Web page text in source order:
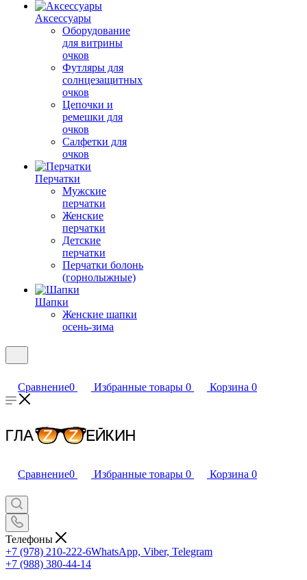
Аксессуары
Оборудование
для витрины
очков
Футляры для
солнцезащитных
очков
Цепочки и
ремешки для
очков
Салфетки для
очков
Перчатки
Мужские
перчатки
Женские
перчатки
Детские
перчатки
Перчатки болонь
(горнолыжные)
Шапки
Женские шапки
осень-зима
Сравнение0 Избранные товары 0 Корзина 0
Сравнение0 Избранные товары 0 Корзина 0
Телефоны
+7 (978) 210-222-6WhatsApp, Viber, Telegram
+7 (988) 380-44-14